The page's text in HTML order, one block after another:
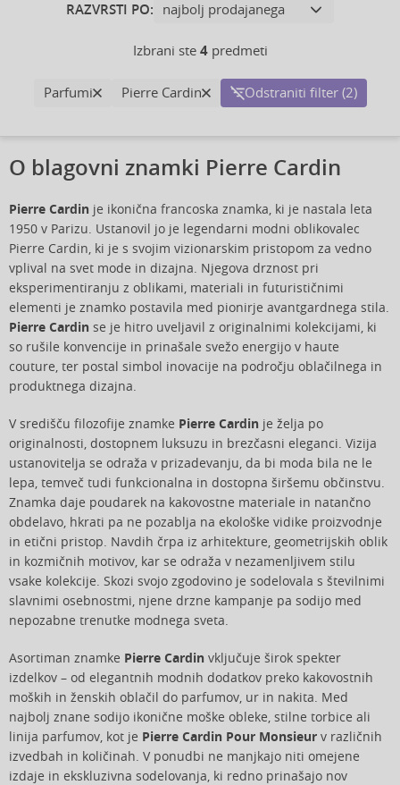
RAZVRSTI PO:
Izbrani ste 4predmeti
Parfumi Pierre Cardin Odstraniti filter (2)
O blagovni znamki Pierre Cardin
Pierre Cardin je ikonična francoska znamka, ki je nastala leta
1950 v Parizu. Ustanovil jo je legendarni modni oblikovalec
Pierre Cardin, ki je s svojim vizionarskim pristopom za vedno
vplival na svet mode in dizajna. Njegova drznost pri
eksperimentiranju z oblikami, materiali in futurističnimi
elementi je znamko postavila med pionirje avantgardnega stila.
Pierre Cardin se je hitro uveljavil z originalnimi kolekcijami, ki
so rušile konvencije in prinašale svežo energijo v haute
couture, ter postal simbol inovacije na področju oblačilnega in
produktnega dizajna.
V središču filozofije znamke Pierre Cardin je želja po
originalnosti, dostopnem luksuzu in brezčasni eleganci. Vizija
ustanovitelja se odraža v prizadevanju, da bi moda bila ne le
lepa, temveč tudi funkcionalna in dostopna širšemu občinstvu.
Znamka daje poudarek na kakovostne materiale in natančno
obdelavo, hkrati pa ne pozablja na ekološke vidike proizvodnje
in etični pristop. Navdih črpa iz arhitekture, geometrijskih oblik
in kozmičnih motivov, kar se odraža v nezamenljivem stilu
vsake kolekcije. Skozi svojo zgodovino je sodelovala s številnimi
slavnimi osebnostmi, njene drzne kampanje pa sodijo med
nepozabne trenutke modnega sveta.
Asortiman znamke Pierre Cardin vključuje širok spekter
izdelkov – od elegantnih modnih dodatkov preko kakovostnih
moških in ženskih oblačil do parfumov, ur in nakita. Med
najbolj znane sodijo ikonične moške obleke, stilne torbice ali
linija parfumov, kot je Pierre Cardin Pour Monsieur v različnih
izvedbah in količinah. V ponudbi ne manjkajo niti omejene
izdaje in ekskluzivna sodelovanja, ki redno prinašajo nov